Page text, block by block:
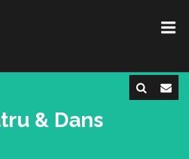
& Dans